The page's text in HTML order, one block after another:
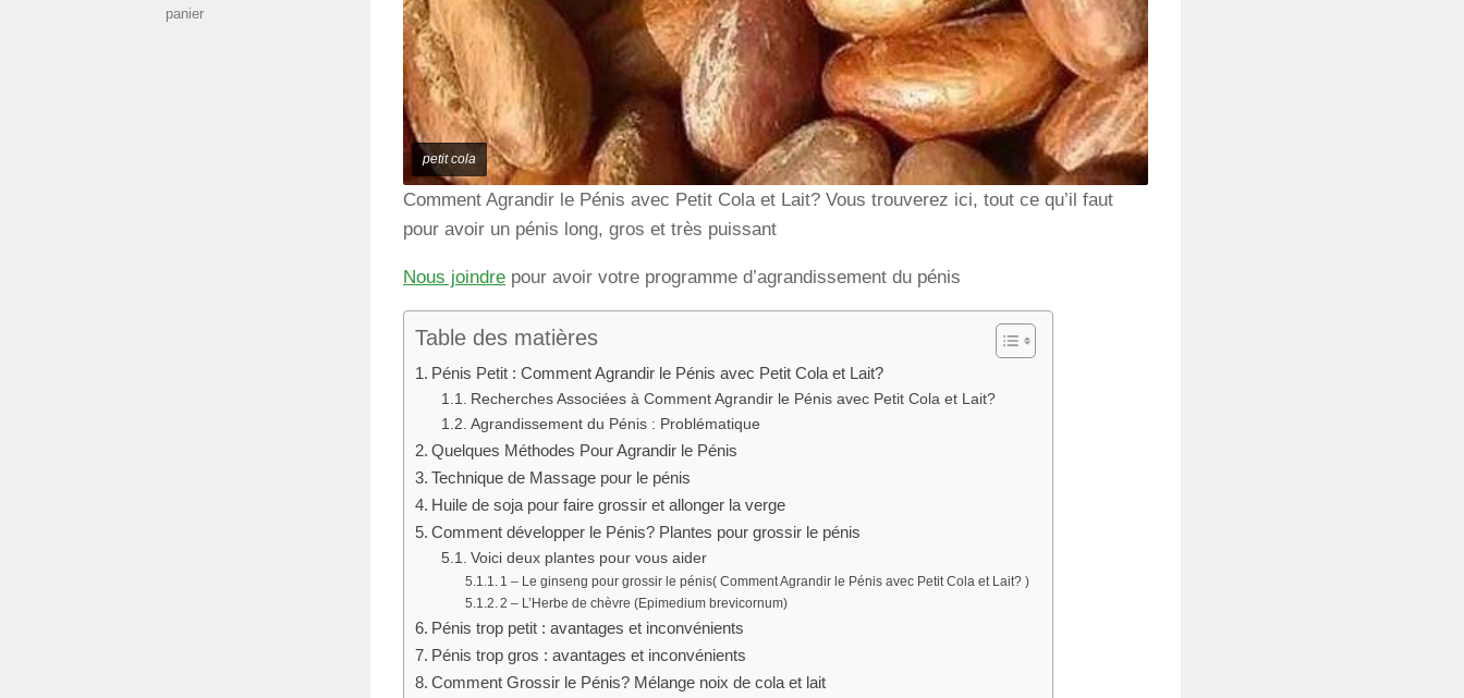
petit cola
Comment Agrandir le Pénis avec Petit Cola et Lait? Vous trouverez ici, tout ce qu’il faut
pour avoir un pénis long, gros et très puissant
Nous joindre pour avoir votre programme d’agrandissement du pénis
Table des matières
Pénis Petit : Comment Agrandir le Pénis avec Petit Cola et Lait?
Recherches Associées à Comment Agrandir le Pénis avec Petit Cola et Lait?
Agrandissement du Pénis : Problématique
Quelques Méthodes Pour Agrandir le Pénis
Technique de Massage pour le pénis
Huile de soja pour faire grossir et allonger la verge
Comment développer le Pénis? Plantes pour grossir le pénis
Voici deux plantes pour vous aider
1 – Le ginseng pour grossir le pénis( Comment Agrandir le Pénis avec Petit Cola et Lait? )
2 – L’Herbe de chèvre (Epimedium brevicornum)
Pénis trop petit : avantages et inconvénients
Pénis trop gros : avantages et inconvénients
Comment Grossir le Pénis? Mélange noix de cola et lait
panier